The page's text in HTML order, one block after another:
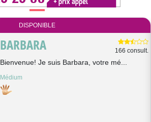
DISPONIBLE
BARBARA 166 consult.
Bienvenue! Je suis Barbara, votre mé...
Médium